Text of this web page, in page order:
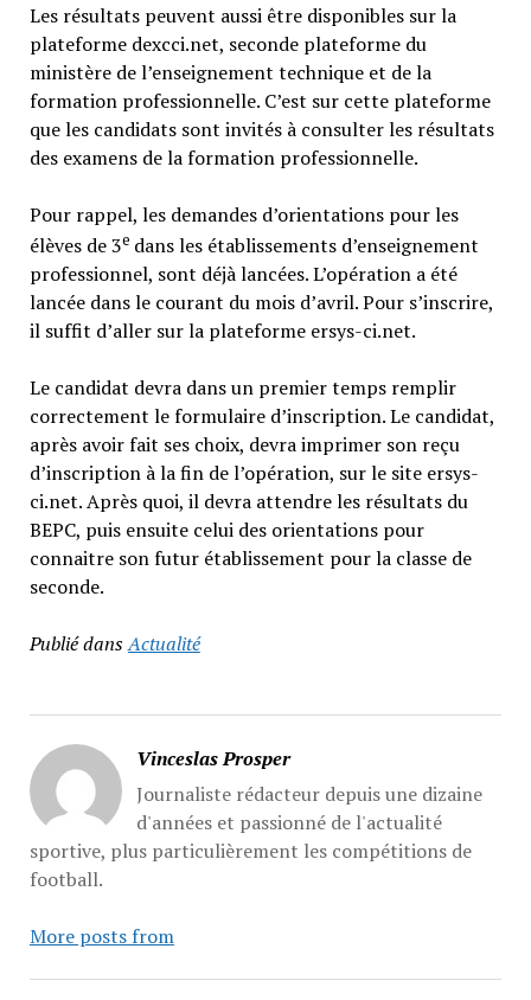
Les résultats peuvent aussi être disponibles sur la
plateforme dexcci.net, seconde plateforme du
ministère de l’enseignement technique et de la
formation professionnelle. C’est sur cette plateforme
que les candidats sont invités à consulter les résultats
des examens de la formation professionnelle.
Pour rappel, les demandes d’orientations pour les
élèves de 3e dans les établissements d’enseignement
professionnel, sont déjà lancées. L’opération a été
lancée dans le courant du mois d’avril. Pour s’inscrire,
il suffit d’aller sur la plateforme ersys-ci.net.
Le candidat devra dans un premier temps remplir
correctement le formulaire d’inscription. Le candidat,
après avoir fait ses choix, devra imprimer son reçu
d’inscription à la fin de l’opération, sur le site ersys-
ci.net. Après quoi, il devra attendre les résultats du
BEPC, puis ensuite celui des orientations pour
connaitre son futur établissement pour la classe de
seconde.
Publié dansActualité
Vinceslas Prosper
Journaliste rédacteur depuis une dizaine
d'années et passionné de l'actualité
sportive, plus particulièrement les compétitions de
football.
More posts from